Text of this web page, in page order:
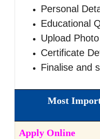
Personal
Educational
Upload
Certificate
Finalise and
Most
Apply Online